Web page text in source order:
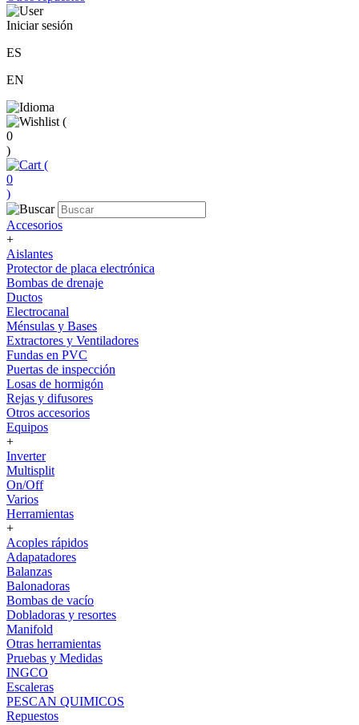
Iniciar sesión
ES
EN
(
0
)
(
0
)
Accesorios
+
Aislantes
Protector de placa electrónica
Bombas de drenaje
Ductos
Electrocanal
Ménsulas y Bases
Extractores y Ventiladores
Fundas en PVC
Puertas de inspección
Losas de hormigón
Rejas y difusores
Otros accesorios
Equipos
+
Inverter
Multisplit
On/Off
Varios
Herramientas
+
Acoples rápidos
Adapatadores
Balanzas
Balonadoras
Bombas de vacío
Dobladoras y resortes
Manifold
Otras herramientas
Pruebas y Medidas
INGCO
Escaleras
PESCAN QUIMICOS
Repuestos